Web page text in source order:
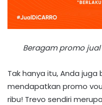
Beragam promo jual
Tak hanya itu, Anda
mendapatkan promo
ribu! Trevo sendiri